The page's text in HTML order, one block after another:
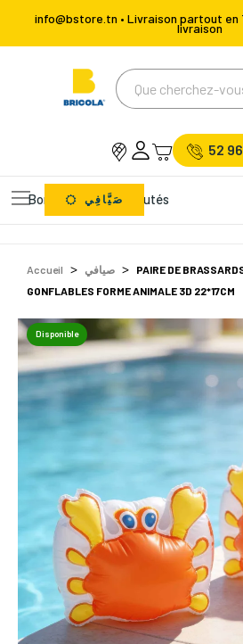
info@bstore.tn • Livraison partout en
livraison
52
Bons Plans Nouveautés
صَيَّافِي
Accueil صيافي
PAIRE DE
GONFLABLES FORME ANIMALE 3D 22*17CM
Disponible